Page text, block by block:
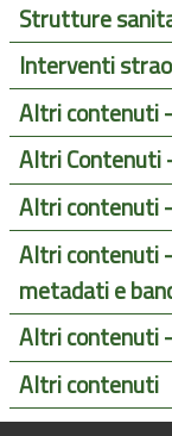
Strutture
Interventi
Altri contenuti
Altri Contenuti
Altri contenuti
Altri contenuti
metadati e
Altri contenuti
Altri contenuti